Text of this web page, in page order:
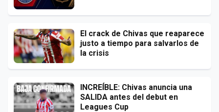
El crack de Chivas que reaparece
justo a tiempo para salvarlos de
la crisis
INCREÍBLE: Chivas anuncia una
SALIDA antes del debut en
Leagues Cup